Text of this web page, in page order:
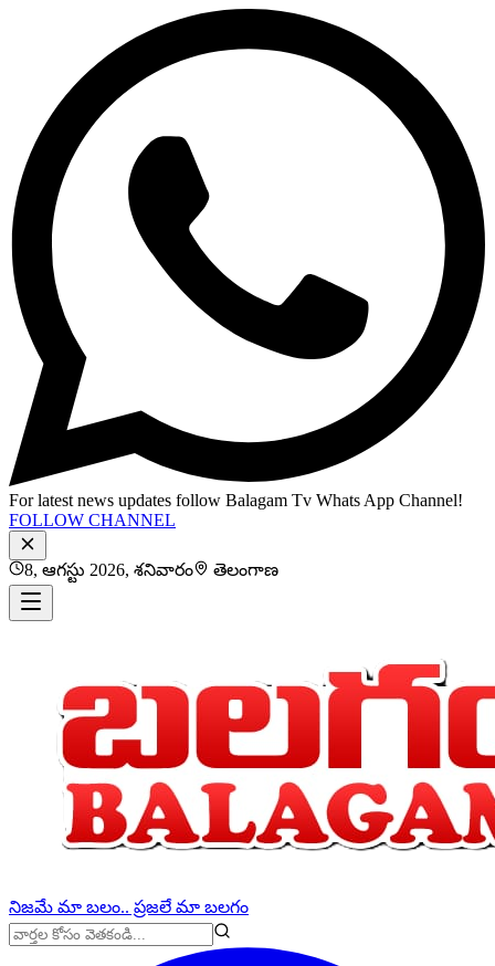
For latest news updates follow Balagam Tv Whats App Channel!
FOLLOW CHANNEL
8, ఆగస్టు 2026, శనివారం తెలంగాణ
నిజమే మా బలం.. ప్రజలే మా బలగం